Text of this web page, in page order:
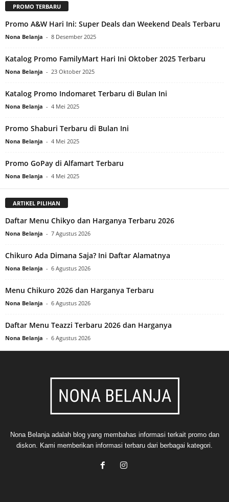
PROMO TERBARU
Promo A&W Hari Ini: Super Deals dan Weekend Deals Terbaru
Nona Belanja - 8 Desember 2025
Katalog Promo FamilyMart Hari Ini Oktober 2025 Terbaru
Nona Belanja - 23 Oktober 2025
Katalog Promo Indomaret Terbaru di Bulan Ini
Nona Belanja - 4 Mei 2025
Promo Shaburi Terbaru di Bulan Ini
Nona Belanja - 4 Mei 2025
Promo GoPay di Alfamart Terbaru
Nona Belanja - 4 Mei 2025
ARTIKEL PILIHAN
Daftar Menu Chikyo dan Harganya Terbaru 2026
Nona Belanja - 7 Agustus 2026
Chikuro Ada Dimana Saja? Ini Daftar Alamatnya
Nona Belanja - 6 Agustus 2026
Menu Chikuro 2026 dan Harganya Terbaru
Nona Belanja - 6 Agustus 2026
Daftar Menu Teazzi Terbaru 2026 dan Harganya
Nona Belanja - 6 Agustus 2026
Nona Belanja adalah blog yang membahas informasi terkait promo dan
diskon. Kami memberikan informasi terbaru dari berbagai kategori.